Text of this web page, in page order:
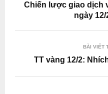
Chiến lược giao dịch
ngày
BÀI VIẾT
TT vàng 12/2: